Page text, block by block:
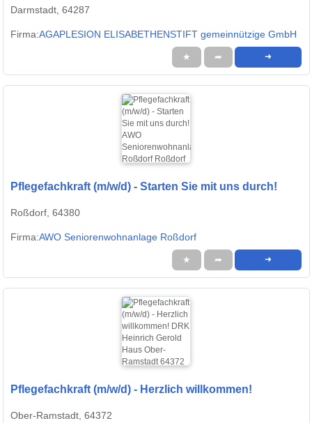
Darmstadt, 64287
Firma:AGAPLESION ELISABETHENSTIFT gemeinnützige GmbH
★ ➦ ➜
Pflegefachkraft (m/w/d) - Starten Sie mit uns durch!
Roßdorf, 64380
Firma:AWO Seniorenwohnanlage Roßdorf
★ ➦ ➜
Pflegefachkraft (m/w/d) - Herzlich willkommen!
Ober-Ramstadt, 64372